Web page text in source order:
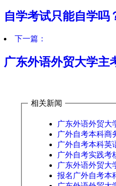
自学考试只能自学吗
下一篇：
广东外语外贸大学主
相关新闻
广东外语外贸大
广外自考本科商
广外自考本科英
广外自考实践考
广东外语外贸大
报名广外自考本